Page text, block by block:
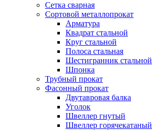
Сетка сварная
Сортовой металлопрокат
Арматура
Квадрат стальной
Круг стальной
Полоса стальная
Шестигранник стальной
Шпонка
Трубный прокат
Фасонный прокат
Двутавровая балка
Уголок
Швеллер гнутый
Швеллер горячекатаный